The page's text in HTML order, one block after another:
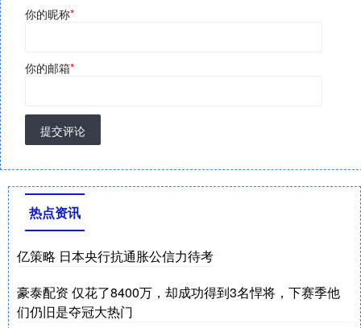
你的昵称*
你的邮箱*
提交评论
热点资讯
亿策略 日本央行抗通胀公信力待考
豪泰配资 仅花了8400万，却成功得到3名悍将，下赛季他
们仍旧是夺冠大热门